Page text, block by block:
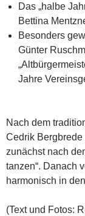
Das „halbe
Bettina
Besonders
Günter
Jahre
Nach dem
Cedrik
zunächst nach
tanzen“. Danach
harmonisch in
(Text und Fotos: